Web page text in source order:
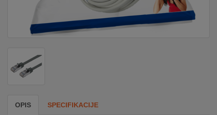
ENERGIJA
KLIMATIZACIJA
OPIS SPECIFIKACIJE